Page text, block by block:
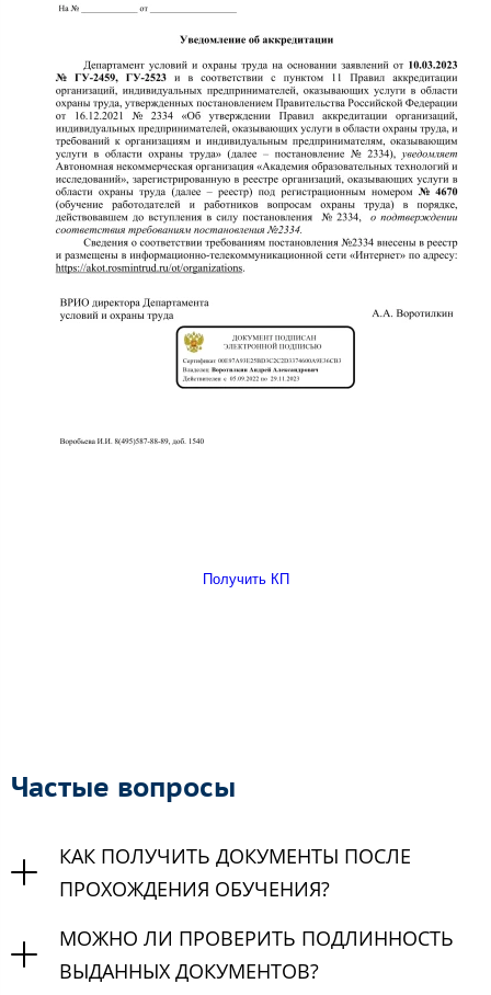
Получить КП
Частые вопросы
КАК ПОЛУЧИТЬ ДОКУМЕНТЫ ПОСЛЕ
ПРОХОЖДЕНИЯ ОБУЧЕНИЯ?
МОЖНО ЛИ ПРОВЕРИТЬ ПОДЛИННОСТЬ
ВЫДАННЫХ ДОКУМЕНТОВ?